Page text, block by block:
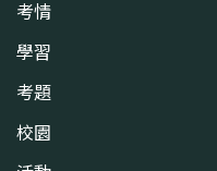
考情
學習
考題
校園